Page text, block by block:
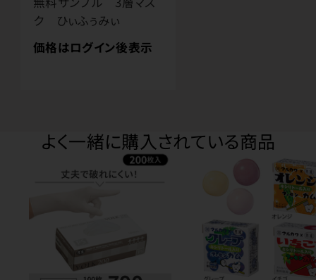
ク ひぃふぅみぃ
価格はログイン後表示
よく一緒に購入されている商品